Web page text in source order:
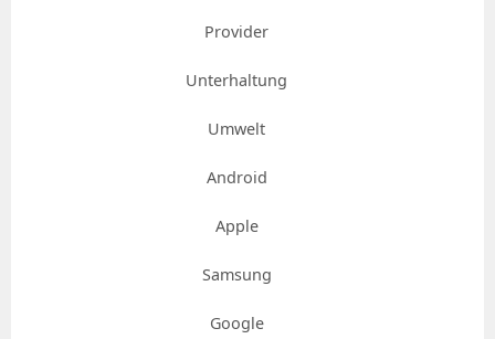
Provider
Unterhaltung
Umwelt
Android
Apple
Samsung
Google